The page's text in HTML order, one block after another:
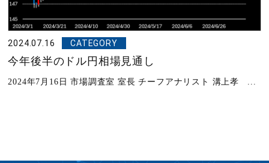
2024.07.16 CATEGORY
今年後半のドル円相場見通し
2024年7月16日 市場調査室 室長 チーフアナリスト 溝上孝 ...